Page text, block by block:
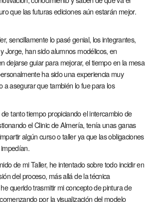
que las futuras ediciones aún estarán mejor.
sencillamente lo pasé genial, los integrantes,
Jorge, han sido alumnos modélicos, en
dejarse guiar para mejorar, el tiempo en la mesa
ha sido una experiencia muy
a asegurar que también lo fue para los
tanto tiempo propiciando el intercambio de
el Clinic de Almería, tenía unas ganas
algún curso o taller ya que las obligaciones
de mi Taller, he intentado sobre todo incidir en
del proceso, más allá de la técnica
querido trasmitir mi concepto de pintura de
por la visualización del modelo